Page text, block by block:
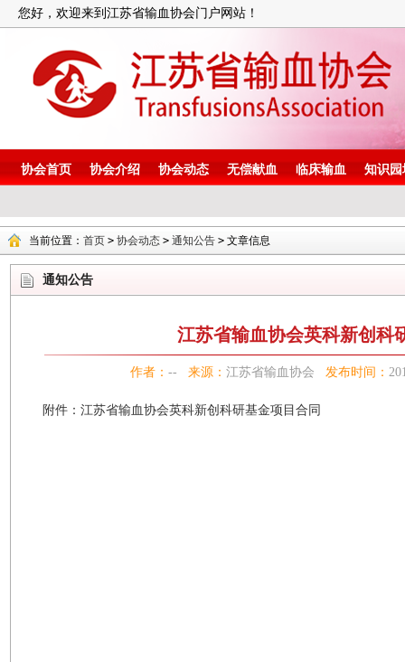
您好，欢迎来到江苏省输血协会门户网站！
协会首页 协会介绍 协会动态 无偿献血 临床输血 知识园
当前位置： 首页 > 协会动态 > 通知公告 > 文章信息
通知公告
江苏省输血协会英科新创科
作者： -- 来源： 江苏省输血协会 发布时间：
附件： 江苏省输血协会英科新创科研基金项目合同